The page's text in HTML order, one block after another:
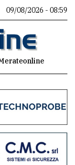
09/08/2026 - 08:59